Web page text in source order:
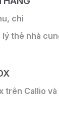
chi
lý thẻ nhà
trên Callio